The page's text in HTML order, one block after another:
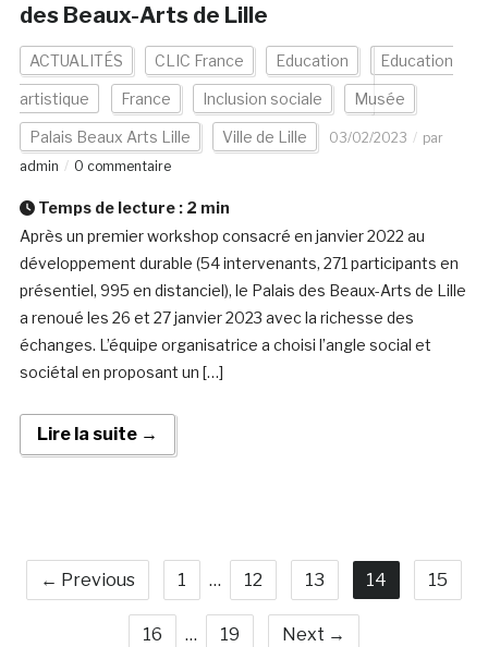
des Beaux-Arts de Lille
ACTUALITÉS CLIC France Education Education
artistique France Inclusion sociale Musée
Palais Beaux Arts Lille Ville de Lille 03/02/2023
par
admin
0 commentaire
Temps de lecture : 2 min
Après un premier workshop consacré en janvier 2022 au
développement durable (54 intervenants, 271 participants en
présentiel, 995 en distanciel), le Palais des Beaux-Arts de Lille
a renoué les 26 et 27 janvier 2023 avec la richesse des
échanges. L’équipe organisatrice a choisi l’angle social et
sociétal en proposant un […]
Lire la suite →
← Previous 1 … 12 13 14 15
16 … 19 Next →